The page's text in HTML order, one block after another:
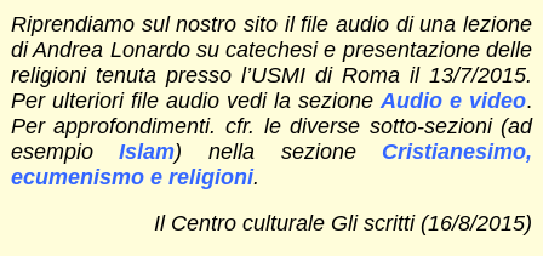
Riprendiamo sul nostro sito il file audio di una lezione
di Andrea Lonardo su catechesi e presentazione delle
religioni tenuta presso l’USMI di Roma il 13/7/2015.
Per ulteriori file audio vedi la sezioneAudio e video.
Per approfondimenti. cfr. le diverse sotto-sezioni (ad
esempioIslam) nella sezione Cristianesimo,
ecumenismo e religioni.
Il Centro culturale Gli scritti (16/8/2015)